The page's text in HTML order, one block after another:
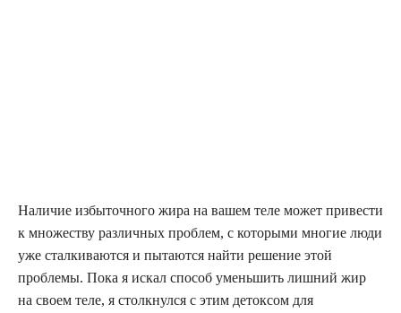
Наличие избыточного жира на вашем теле может привести
к множеству различных проблем, с которыми многие люди
уже сталкиваются и пытаются найти решение этой
проблемы. Пока я искал способ уменьшить лишний жир
на своем теле, я столкнулся с этим детоксом для